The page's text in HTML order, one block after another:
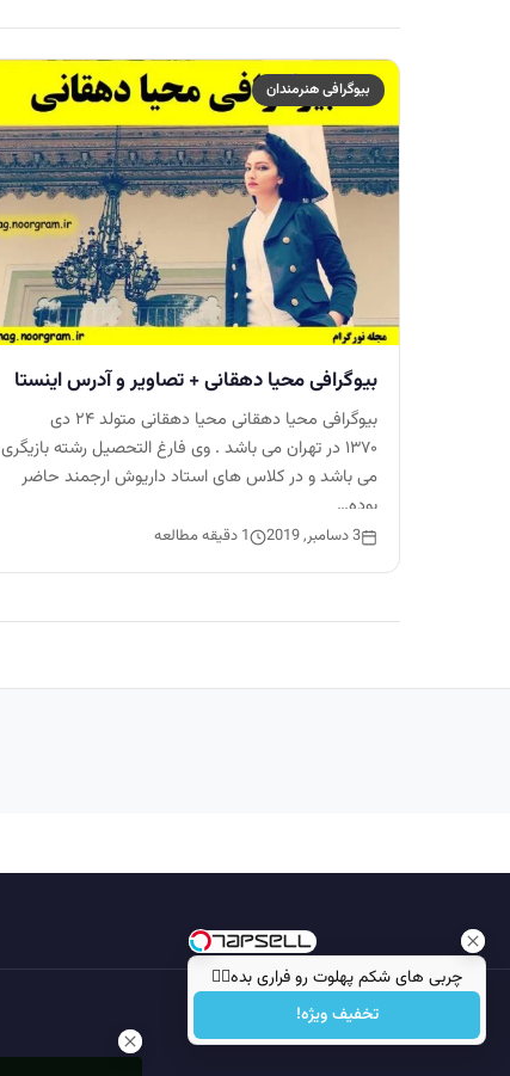
چربی های شکم پهلوت رو فراری بده👌🏻
تخفیف ویژه!
بیوگرافی هنرمندان
بیوگرافی محیا دهقانی + تصاویر و آدرس اینستا
بیوگرافی محیا دهقانی محیا دهقانی متولد ۲۴ دی
۱۳۷۰ در تهران می باشد . وی فارغ‌ التحصیل رشته بازیگری
می باشد و در کلاس های استاد داریوش ارجمند حاضر
بوده…
3 دسامبر, 2019 1 دقیقه مطالعه